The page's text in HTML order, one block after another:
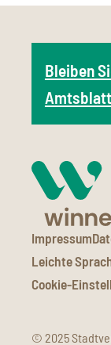
Bleiben
Impressum
Leichte
Cookie-
© 2025